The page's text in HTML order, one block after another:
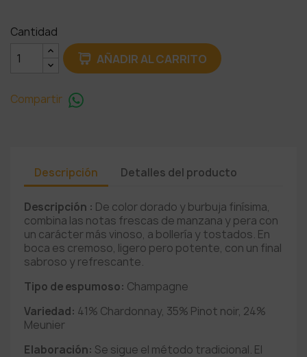
Cantidad
AÑADIR AL CARRITO
Compartir
Descripción Detalles del producto
Descripción : De color dorado y burbuja finísima,
combina las notas frescas de manzana y pera con
un carácter más vinoso, a bollería y tostados. En
boca es cremoso, ligero pero potente, con un final
sabroso y refrescante.
Tipo de espumoso: Champagne
Variedad: 41% Chardonnay, 35% Pinot noir, 24%
Meunier
Elaboración: Se sigue el método tradicional. El